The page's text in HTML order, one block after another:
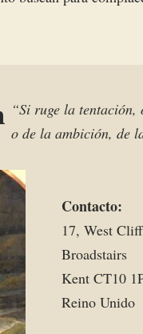
“Si ruge la
o de la ambición, de
Contacto:
17, West
Broadstairs
Kent CT10
Reino Unido